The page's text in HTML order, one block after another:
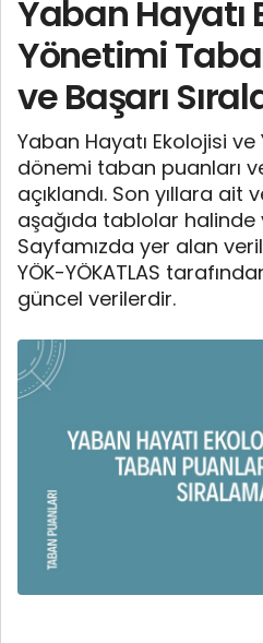
Yaban Hayatı
Yönetimi
ve Başarı
Yaban Hayatı Ekolojisi
dönemi taban puanları
açıklandı. Son yıllara ait
aşağıda tablolar halinde
Sayfamızda yer alan
YÖK-YÖKATLAS
güncel verilerdir.